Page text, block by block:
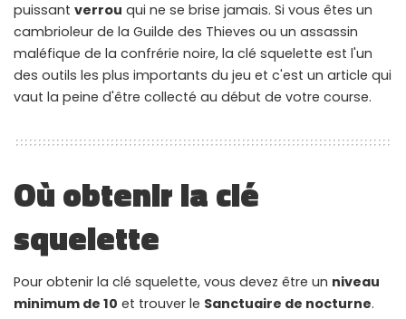
WHY JOIN THE CHANNEL?
No subscription, no credit card required — ever
puissant verrou qui ne se brise jamais. Si vous êtes un
cambrioleur de la Guilde des Thieves ou un assassin
maléfique de la confrérie noire, la clé squelette est l'un
des outils les plus importants du jeu et c'est un article qui
vaut la peine d'être collecté au début de votre course.
Où obtenir la clé
squelette
Pour obtenir la clé squelette, vous devez être un niveau
minimum de 10 et trouver le Sanctuaire de nocturne.